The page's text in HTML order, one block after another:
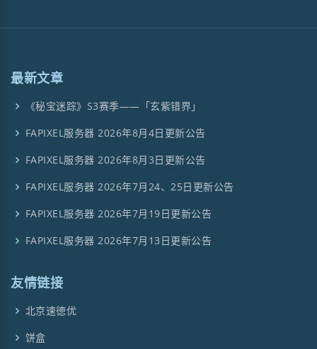
最新文章
《秘宝迷踪》S3赛季——「玄紫错界」
FAPIXEL服务器 2026年8月4日更新公告
FAPIXEL服务器 2026年8月3日更新公告
FAPIXEL服务器 2026年7月24、25日更新公告
FAPIXEL服务器 2026年7月19日更新公告
FAPIXEL服务器 2026年7月13日更新公告
友情链接
北京速徳优
饼盒